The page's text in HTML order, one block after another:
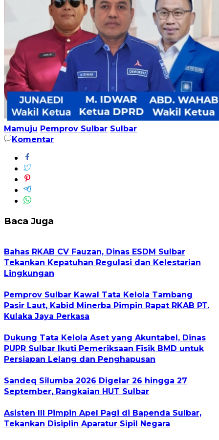
Mamuju Pemprov Sulbar Sulbar
Komentar
Baca Juga
Bahas RKAB CV Fauzan, Dinas ESDM Sulbar
Tekankan Kepatuhan Regulasi dan Kelestarian
Lingkungan
Pemprov Sulbar Kawal Tata Kelola Tambang
Pasir Laut, Kabid Minerba Pimpin Rapat RKAB PT.
Kulaka Jaya Perkasa
Dukung Tata Kelola Aset yang Akuntabel, Dinas
PUPR Sulbar Ikuti Pemeriksaan Fisik BMD untuk
Persiapan Lelang dan Penghapusan
Sandeq Silumba 2026 Digelar 26 hingga 27
September, Rangkaian HUT Sulbar
Asisten III Pimpin Apel Pagi di Bapenda Sulbar,
Tekankan Disiplin Aparatur Sipil Negara